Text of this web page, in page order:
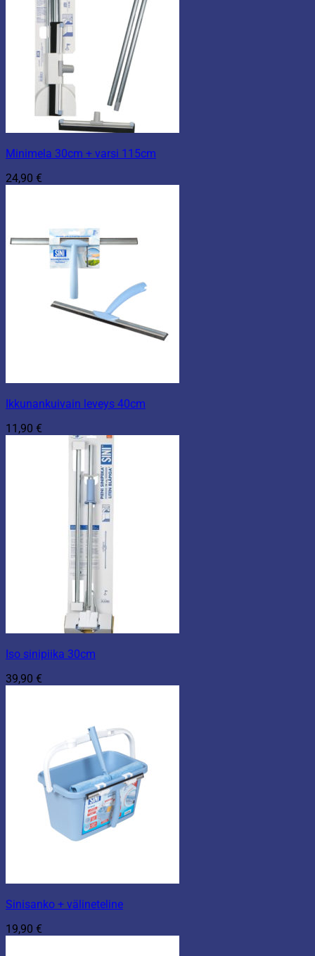
Minimela 30cm + varsi 115cm
24,90 €
Ikkunankuivain leveys 40cm
11,90 €
Iso sinipiika 30cm
39,90 €
Sinisanko + välineteline
19,90 €